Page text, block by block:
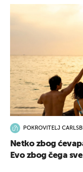
POKROVITELJ
Netko zbog
Evo zbog čega